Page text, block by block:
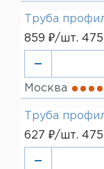
Труба
859 ₽/шт. 475
Москва
Труба
627 ₽/шт. 475